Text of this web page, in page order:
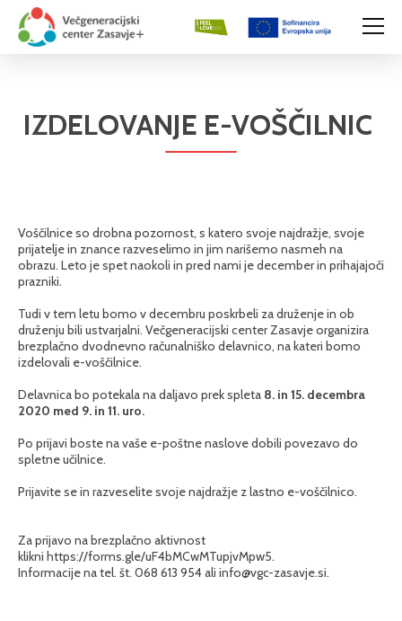
IZDELOVANJE E-VOŠČILNIC
Voščilnice so drobna pozornost, s katero svoje najdražje, svoje
prijatelje in znance razveselimo in jim narišemo nasmeh na
obrazu. Leto je spet naokoli in pred nami je december in prihajajoči
prazniki.
Tudi v tem letu bomo v decembru poskrbeli za druženje in ob
druženju bili ustvarjalni. Večgeneracijski center Zasavje organizira
brezplačno dvodnevno računalniško delavnico, na kateri bomo
izdelovali e-voščilnice.
Delavnica bo potekala na daljavo prek spleta 8. in 15. decembra
2020 med 9. in 11. uro.
Po prijavi boste na vaše e-poštne naslove dobili povezavo do
spletne učilnice.
Prijavite se in razveselite svoje najdražje z lastno e-voščilnico.
Za prijavo na brezplačno aktivnost
klikni https://forms.gle/uF4bMCwMTupjvMpw5.
Informacije na tel. št. 068 613 954 ali info@vgc-zasavje.si.